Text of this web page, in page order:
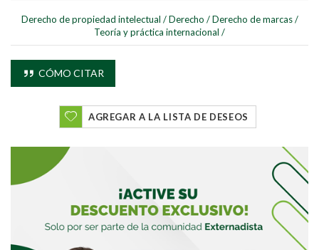
Derecho de propiedad intelectual / Derecho / Derecho de marcas /
Teoría y práctica internacional /
CÓMO CITAR
AGREGAR A LA LISTA DE DESEOS